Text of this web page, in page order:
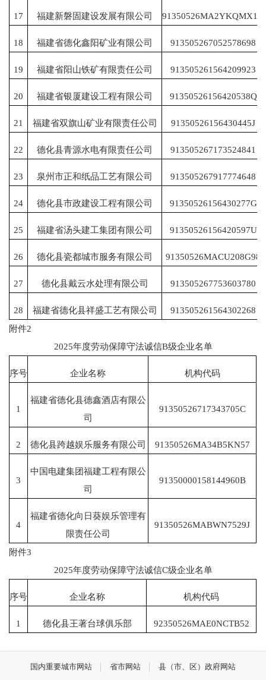
17 福建新磐固建设发展有限公司 91350526MA2YKQMX1H
18 福建省德化鑫阳矿业有限公司 913505267052578698
19 福建省阳山铁矿有限责任公司 913505261564209923
20 福建省银厦建设工程有限公司 91350526156420538Q
21 福建省双旗山矿业有限责任公司 91350526156430445J
22 德化县青源水电有限责任公司 913505267173524841
23 泉州市正和纸品工艺有限公司 913505267917774648
24 德化县市政建设工程有限公司 91350526156430277G
25 福建省汤头建工集团有限公司 91350526156420597U
26 德化县瓷都城市服务有限公司 91350526MACU208G98
27 德化县戴云水处理有限公司 913505267753603780
28 福建省德化县祥盛工艺有限公司
913505261564302268
附件2
2025年度劳动保障守法诚信B级企业名单
序号 企业名称 机构代码
1
福建省德化县德鑫酒店有限公
司
91350526717343705C
2 德化县跨越娱乐服务有限公司 91350526MA34B5KN57
3
中国电建集团福建工程有限公
司
91350000158144960B
4
福建省德化向日葵娱乐管理有
限责任公司
91350526MABWN7529J
附件3
2025年度劳动保障守法诚信C级企业名单
序号 企业名称 机构代码
1 德化县王著台球俱乐部 92350526MAE0NCTB52
国内重要城市网站 省市网站 县（市、区）政府网站